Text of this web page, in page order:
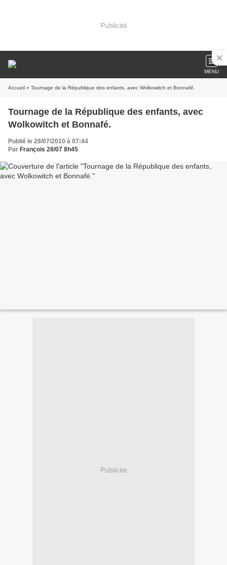
Publicité
MENU
Accueil » Tournage de la République des enfants, avec Wolkowitch et Bonnafé.
Tournage de la République des enfants, avec
Wolkowitch et Bonnafé.
Publié le 28/07/2010 à 07:44
Par François 28/07 8h45
Publicité